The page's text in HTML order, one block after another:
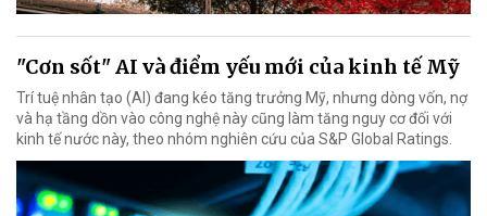
"Cơn sốt" AI và điểm yếu mới của kinh tế Mỹ
Trí tuệ nhân tạo (AI) đang kéo tăng trưởng Mỹ, nhưng dòng vốn, nợ
và hạ tầng dồn vào công nghệ này cũng làm tăng nguy cơ đối với
kinh tế nước này, theo nhóm nghiên cứu của S&P Global Ratings.